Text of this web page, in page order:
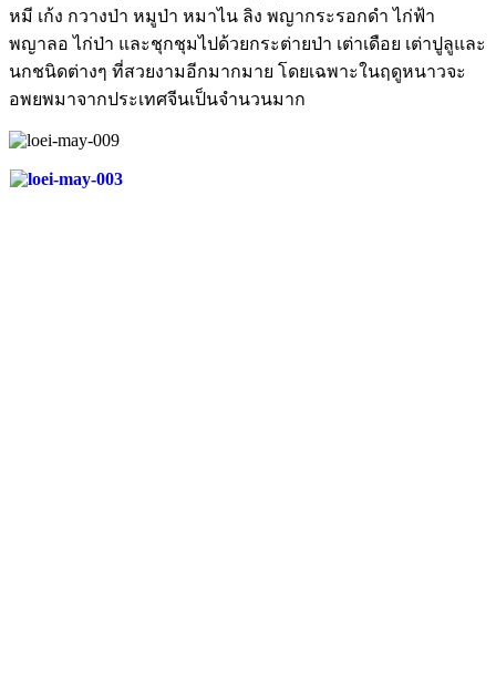
หมี เก้ง กวางป่า หมูป่า หมาไน ลิง พญากระรอกดำ ไก่ฟ้า
พญาลอ ไก่ป่า และชุกชุมไปด้วยกระต่ายป่า เต่าเดือย เต่าปูลูและ
นกชนิดต่างๆ ที่สวยงามอีกมากมาย โดยเฉพาะในฤดูหนาวจะ
อพยพมาจากประเทศจีนเป็นจำนวนมาก